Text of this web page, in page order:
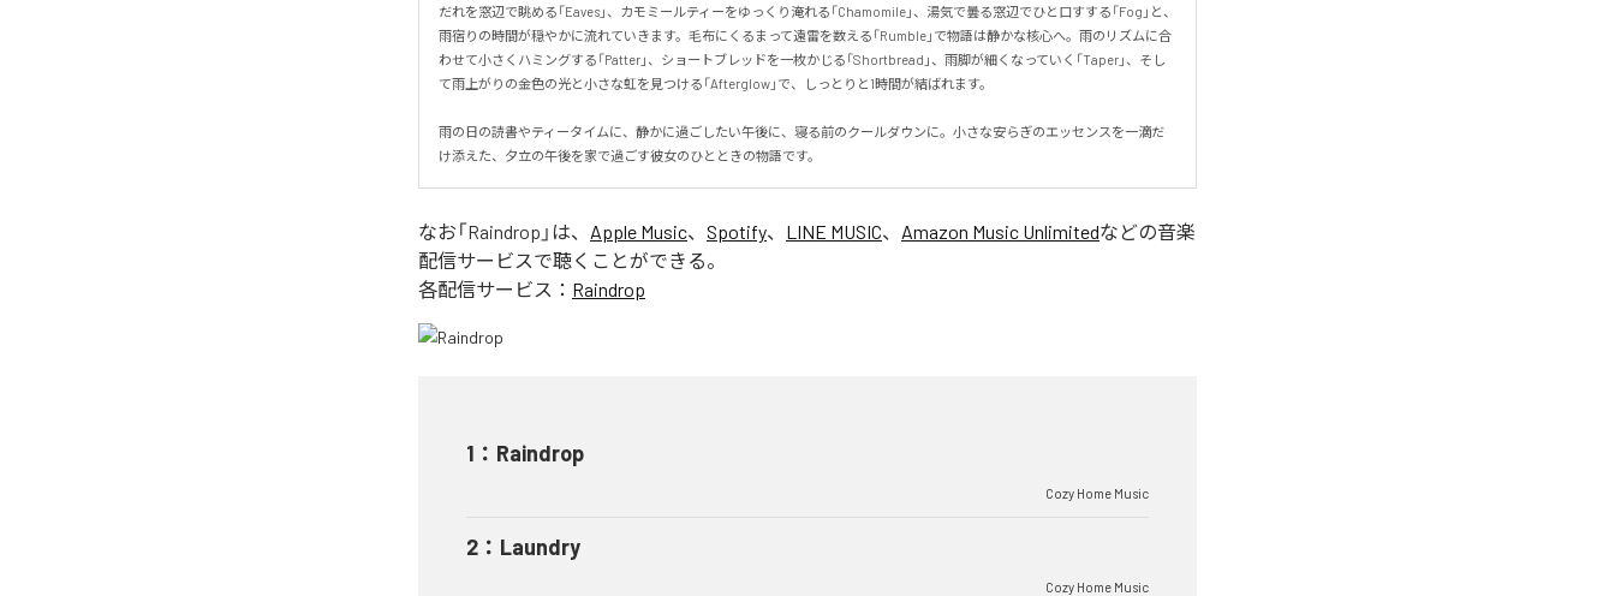
だれを窓辺で眺める「Eaves」、カモミールティーをゆっくり淹れる「Chamomile」、湯気で曇る窓辺でひと口すする「Fog」と、
雨宿りの時間が穏やかに流れていきます。毛布にくるまって遠雷を数える「Rumble」で物語は静かな核心へ。雨のリズムに合
わせて小さくハミングする「Patter」、ショートブレッドを一枚かじる「Shortbread」、雨脚が細くなっていく「Taper」、そし
て雨上がりの金色の光と小さな虹を見つける「Afterglow」で、しっとりと1時間が結ばれます。
雨の日の読書やティータイムに、静かに過ごしたい午後に、寝る前のクールダウンに。小さな安らぎのエッセンスを一滴だ
け添えた、夕立の午後を家で過ごす彼女のひとときの物語です。
なお「Raindrop 」は、 Apple Music、 Spotify、 LINE MUSIC、 Amazon Music Unlimitedなどの音楽
配信サービスで聴くことができる。
各配信サービス： Raindrop
1 ： Raindrop
Cozy Home Music
2 ： Laundry
Cozy Home Music